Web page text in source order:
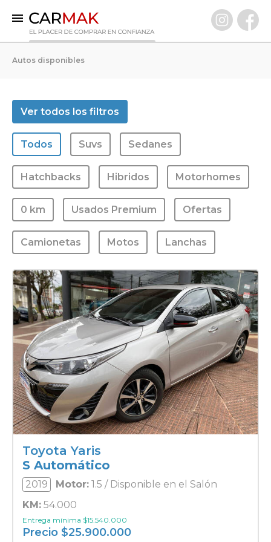
0 KM
Usados Premium
VENDÉ TU AUTO
CLIENTES
PREGUNTAS FRECUENTES
GARANTÍA CARMAK
CONOCÉ CARMAK
Autos disponibles
Ver todos los filtros
Todos Suvs Sedanes
Hatchbacks Hibridos Motorhomes
0 km Usados Premium Ofertas
Camionetas Motos Lanchas
Toyota Yaris
S Automático
2019 Motor: 1.5 / Disponible en el Salón
KM: 54.000
Entrega mínima $15.540.000
Precio $25.900.000